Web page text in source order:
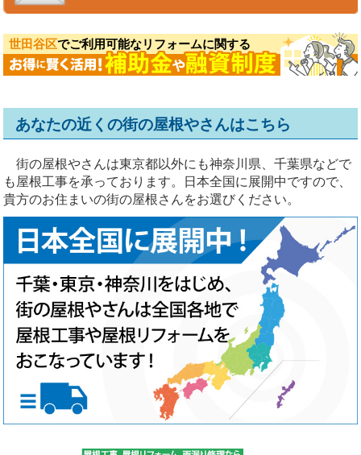
世田谷区でご利用可能なリフォームに関する
あなたの近くの街の屋根やさんはこちら
街の屋根やさんは東京都以外にも神奈川県、千葉県などで
も屋根工事を承っております。日本全国に展開中ですので、
貴方のお住まいの街の屋根さんをお選びください。